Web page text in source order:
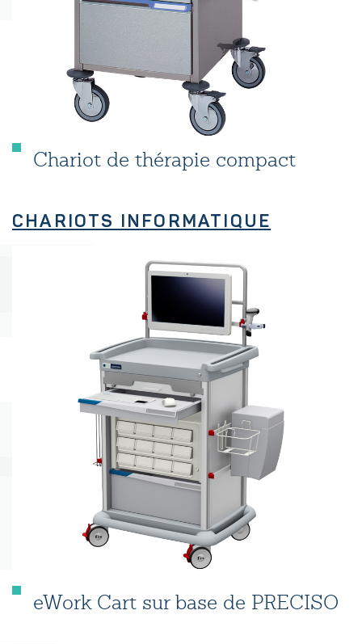
Chariot de thérapie compact
CHARIOTS INFORMATIQUE
eWork Cart sur base de PRECISO